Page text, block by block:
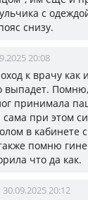
с
снизу.
20:08
к врачу как
выпадет.
принимала
сама при этом
в кабинете
помню
что да как.
30.09.2025 20:12